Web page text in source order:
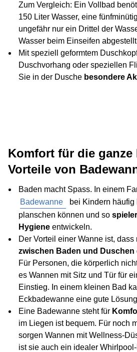
Zum Vergleich: Ein Vollbad
150 Liter Wasser, eine
ungefähr nur ein Drittel der
Wasser beim Einseifen
Mit speziell geformtem
Duschvorhang oder speziellen
Sie in der Dusche besondere
Komfort für die ganze
Vorteile von
Baden macht Spass. In einem
Badewanne
bei Kindern
planschen können und so
Hygiene entwickeln.
Der Vorteil einer Wanne ist, dass
zwischen Baden und Duschen
Für Personen, die körperlich
es Wannen mit Sitz und Tür für
Einstieg. In einem kleinen Bad
Eckbadewanne eine gute
Eine Badewanne steht für
im Liegen ist bequem. Für noch
sorgen Wannen mit Wellness-
ist sie auch ein idealer